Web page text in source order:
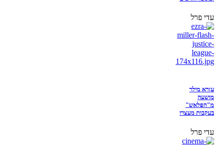
עדי פרל
עזרא מילר
מושעה
מ"הפלאש"
בעקבות מעצרו
עדי פרל